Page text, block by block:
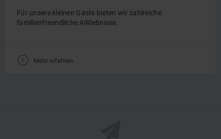
Für unsere kleinen Gäste bieten wir zahlreiche
familienfreundliche AIRlebnisse.
V Mehr erfahren